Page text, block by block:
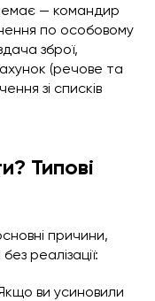
— командир
по особовому
зброї,
(речове та
зі списків
Типові
причини,
реалізації:
ви усиновили